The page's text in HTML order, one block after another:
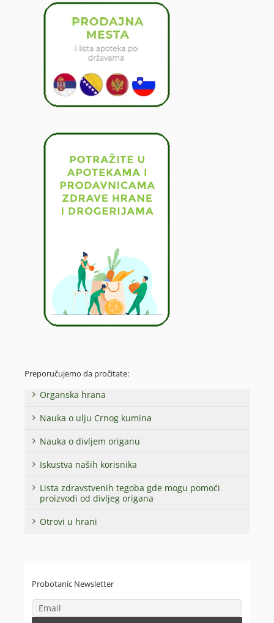
Preporučujemo da pročitate:
Organska hrana
Nauka o ulju Crnog kumina
Nauka o divljem origanu
Iskustva naših korisnika
Lista zdravstvenih tegoba gde mogu pomoći
proizvodi od divljeg origana
Otrovi u hrani
Probotanic Newsletter